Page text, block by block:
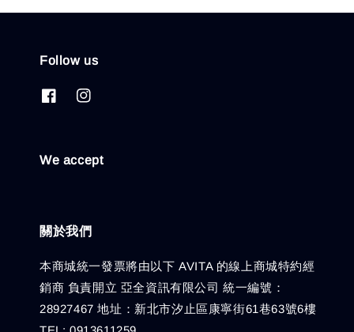
Follow us
We accept
關於我們
本商城統一發票將由以下 AVITA 的線上商城特約經
銷商 負責開立 亞全資訊有限公司 統一編號：
28927467 地址：新北市汐止區康寧街61巷63號6樓